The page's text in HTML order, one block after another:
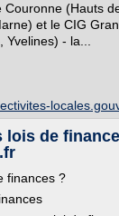
Couronne (Hauts
et le CIG
- la...
de
finances ?